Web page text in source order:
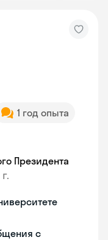
1 год опыта
Президента
с